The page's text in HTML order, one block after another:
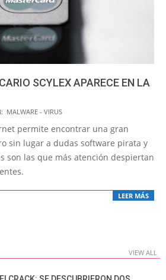
SCYLEX APARECE EN LA
MALWARE - VIRUS
permite encontrar una gran
sin lugar a dudas software pirata y
son las que más atención despiertan
LEER MÁS
VIEW ALL